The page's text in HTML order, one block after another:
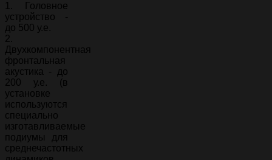
1. Головное
устройство -
до 500 у.е.
2.
Двухкомпонентная
фронтальная
акустика - до
200 у.е. (в
установке
используются
специально
изготавливаемые
подиумы для
среднечастотных